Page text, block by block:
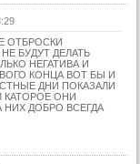
ОТБРОСКИ
БУДУТ ДЕЛАТЬ
НЕГАТИВА И
КОНЦА ВОТ БЫ И
ДНИ ПОКАЗАЛИ
КАТОРОЕ ОНИ
ДОБРО ВСЕГДА